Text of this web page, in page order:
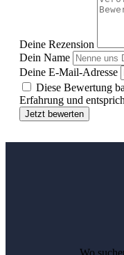
Deine Rezension
Dein Name
Deine E-Mail-Adresse
Diese Bewertung
Erfahrung und
Jetzt bewerten